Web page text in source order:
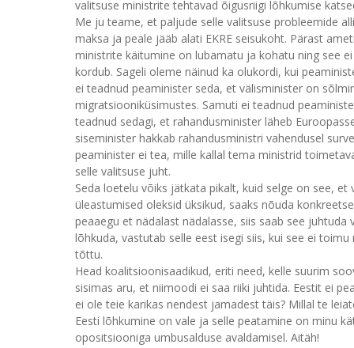
valitsuse ministrite tehtavad õigusriigi lõhkumise
Me ju teame, et paljude selle valitsuse probleemide
maksa ja peale jääb alati EKRE seisukoht. Pärast
ministrite käitumine on lubamatu ja kohatu ning see
kordub. Sageli oleme näinud ka olukordi, kui
ei teadnud peaminister seda, et välisminister on
migratsiooniküsimustes. Samuti ei teadnud
teadnud sedagi, et rahandusminister läheb
siseminister hakkab rahandusministri vahendusel
peaminister ei tea, mille kallal tema ministrid
selle valitsuse juht.
Seda loetelu võiks jätkata pikalt, kuid selge on see,
üleastumised oleksid üksikud, saaks nõuda
peaaegu et nädalast nädalasse, siis saab see
lõhkuda, vastutab selle eest isegi siis, kui see ei
tõttu.
Head koalitsioonisaadikud, eriti need, kelle suurim
sisimas aru, et niimoodi ei saa riiki juhtida. Eestit ei
ei ole teie karikas nendest jamadest täis? Millal te
Eesti lõhkumine on vale ja selle peatamine on minu
opositsiooniga umbusalduse avaldamisel. Aitäh!